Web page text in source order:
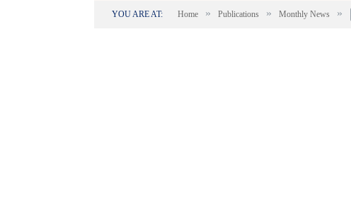
YOU ARE AT: Home » Publications » Monthly News »